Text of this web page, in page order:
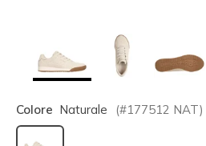
Colore Naturale (#177512 NAT)